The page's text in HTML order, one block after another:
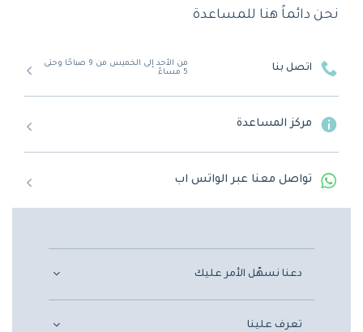
نحن دائماً هنا للمساعدة
اتصل بنا
من الأحد إلى الخميس من 9 صباحًا وحتى
5 مساءً
مركز المساعدة
تواصل معنا عبر الواتس اب
دعنا نسهّل الأمر عليك
تعرف علينا